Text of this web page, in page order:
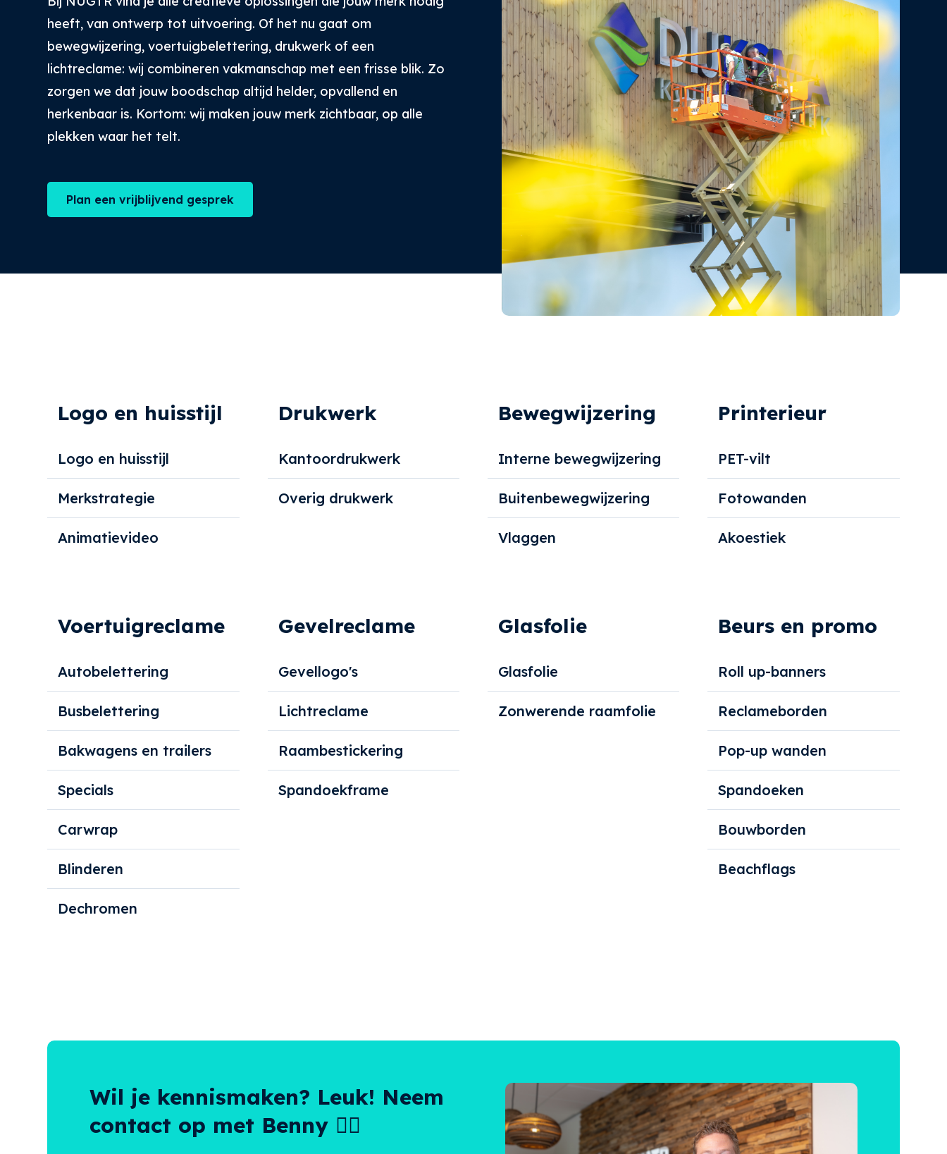
heeft, van ontwerp tot uitvoering. Of het nu gaat om
bewegwijzering, voertuigbelettering, drukwerk of een
lichtreclame: wij combineren vakmanschap met een frisse blik. Zo
zorgen we dat jouw boodschap altijd helder, opvallend en
herkenbaar is. Kortom: wij maken jouw merk zichtbaar, op alle
plekken waar het telt.
Plan een vrijblijvend gesprek
Logo en huisstijl
Logo en huisstijl
Merkstrategie
Animatievideo
Drukwerk
Kantoordrukwerk
Overig drukwerk
Bewegwijzering
Interne bewegwijzering
Buitenbewegwijzering
Vlaggen
Printerieur
PET-vilt
Fotowanden
Akoestiek
Voertuigreclame
Autobelettering
Busbelettering
Bakwagens en trailers
Specials
Carwrap
Blinderen
Dechromen
Gevelreclame
Gevellogo's
Lichtreclame
Raambestickering
Spandoekframe
Glasfolie
Glasfolie
Zonwerende raamfolie
Beurs en promo
Roll up-banners
Reclameborden
Pop-up wanden
Spandoeken
Bouwborden
Beachflags
Wil je kennismaken? Leuk! Neem
contact op met Benny 👌🏻